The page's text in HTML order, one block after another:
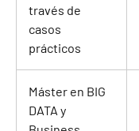
través de
casos
prácticos
Máster en BIG
DATA y